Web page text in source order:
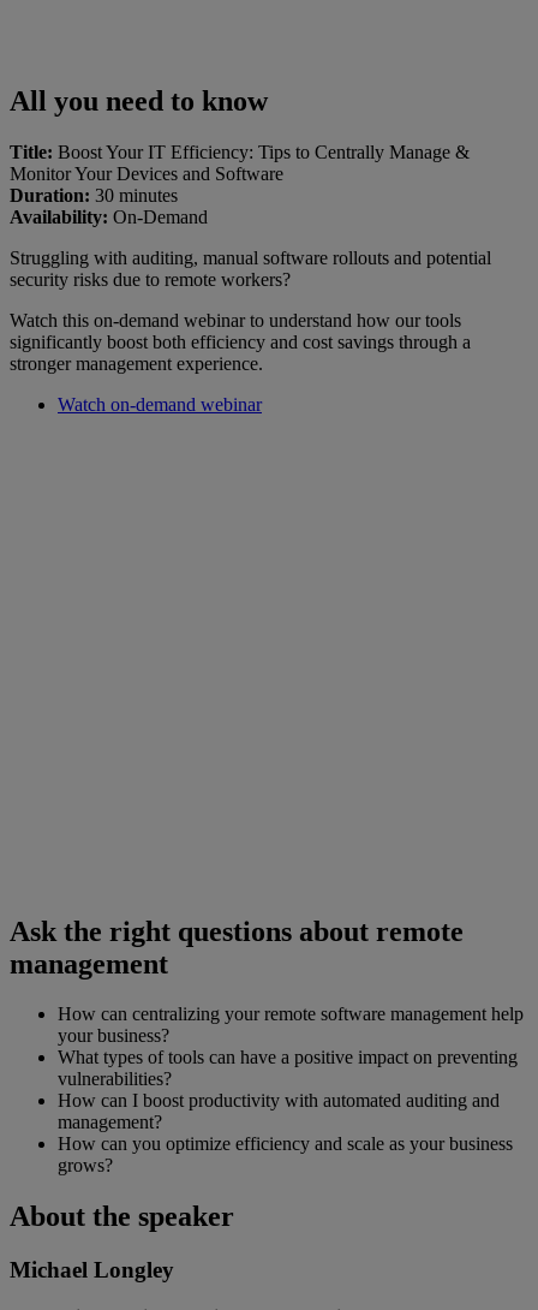
All you need to know
Title: Boost Your IT Efficiency: Tips to Centrally Manage &
Monitor Your Devices and Software
Duration: 30 minutes
Availability: On-Demand
Struggling with auditing, manual software rollouts and potential
security risks due to remote workers?
Watch this on-demand webinar to understand how our tools
significantly boost both efficiency and cost savings through a
stronger management experience.
Watch on-demand webinar
Ask the right questions about remote
management
How can centralizing your remote software management help
your business?
What types of tools can have a positive impact on preventing
vulnerabilities?
How can I boost productivity with automated auditing and
management?
How can you optimize efficiency and scale as your business
grows?
About the speaker
Michael Longley